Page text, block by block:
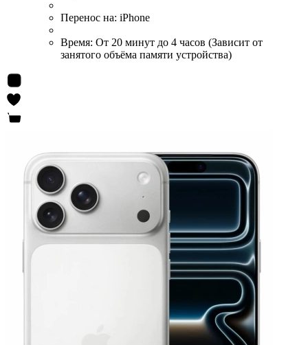
Перенос на: iPhone
Время: От 20 минут до 4 часов (Зависит от
занятого объёма памяти устройства)